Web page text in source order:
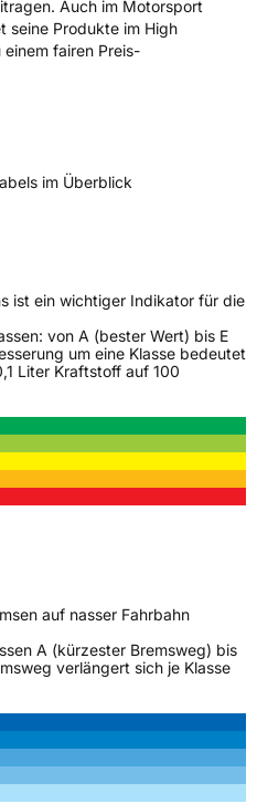
Auch im Motorsport
seine Produkte im High
fairen Preis-
im Überblick
ist ein wichtiger Indikator für die
von A (bester Wert) bis E
um eine Klasse bedeutet
Liter Kraftstoff auf 100
auf nasser Fahrbahn
A (kürzester Bremsweg) bis
verlängert sich je Klasse